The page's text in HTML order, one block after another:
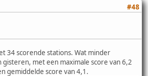
#48
34 scorende stations. Wat minder
met een maximale score van 6,2
gemiddelde score van 4,1.